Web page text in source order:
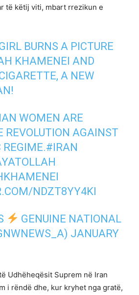
të këtij viti, mbart rrezikun e
BURNS A PICTURE
KHAMENEI AND
A NEW
WOMEN ARE
REVOLUTION AGAINST
#IRAN
NDZT8YY4KI
GENUINE NATIONAL
JANUARY
Udhëheqësit Suprem në Iran
i rëndë dhe, kur kryhet nga gratë,